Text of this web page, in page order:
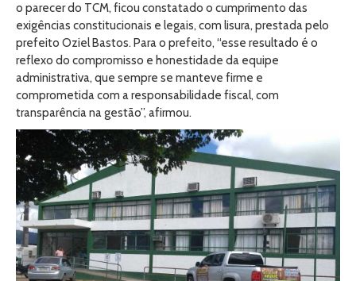
o parecer do TCM, ficou constatado o cumprimento das
exigências constitucionais e legais, com lisura, prestada pelo
prefeito Oziel Bastos. Para o prefeito, “esse resultado é o
reflexo do compromisso e honestidade da equipe
administrativa, que sempre se manteve firme e
comprometida com a responsabilidade fiscal, com
transparência na gestão”, afirmou.